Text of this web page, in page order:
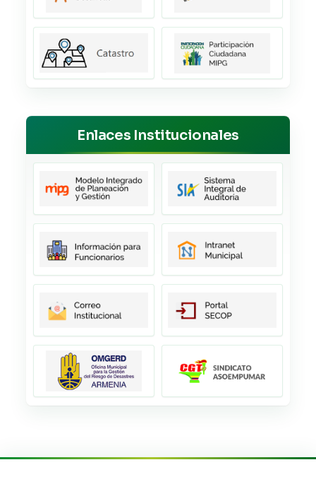
Enlaces Institucionales